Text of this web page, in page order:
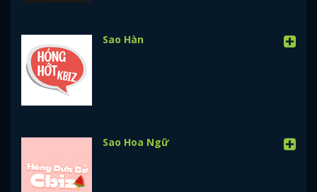
Sao Hàn
Sao Hoa Ngữ